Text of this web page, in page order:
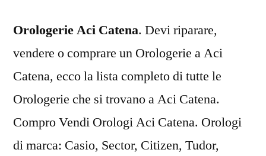
Orologerie Aci Catena. Devi riparare,
vendere o comprare un Orologerie a Aci
Catena, ecco la lista completo di tutte le
Orologerie che si trovano a Aci Catena.
Compro Vendi Orologi Aci Catena. Orologi
di marca: Casio, Sector, Citizen, Tudor,